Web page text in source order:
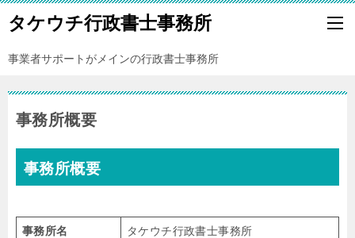
タケウチ行政書士事務所
事業者サポートがメインの行政書士事務所
事務所概要
事務所概要
事務所名 タケウチ行政書士事務所